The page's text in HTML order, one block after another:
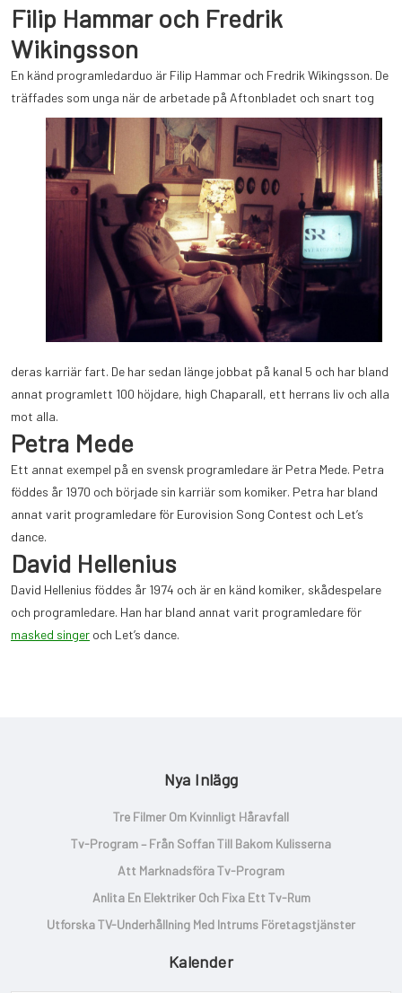
Filip Hammar och Fredrik
Wikingsson
En känd programledarduo är Filip Hammar och Fredrik Wikingsson. De
träffades som unga när de arbetade på Aftonbladet och snart tog
deras karriär fart. De har sedan länge jobbat på kanal 5 och har bland
annat programlett 100 höjdare, high Chaparall, ett herrans liv och alla
mot alla.
Petra Mede
Ett annat exempel på en svensk programledare är Petra Mede. Petra
föddes år 1970 och började sin karriär som komiker. Petra har bland
annat varit programledare för Eurovision Song Contest och Let’s
dance.
David Hellenius
David Hellenius föddes år 1974 och är en känd komiker, skådespelare
och programledare. Han har bland annat varit programledare för
masked singer och Let’s dance.
Nya Inlägg
Tre Filmer Om Kvinnligt Håravfall
Tv-Program – Från Soffan Till Bakom Kulisserna
Att Marknadsföra Tv-Program
Anlita En Elektriker Och Fixa Ett Tv-Rum
Utforska TV-Underhållning Med Intrums Företagstjänster
Kalender